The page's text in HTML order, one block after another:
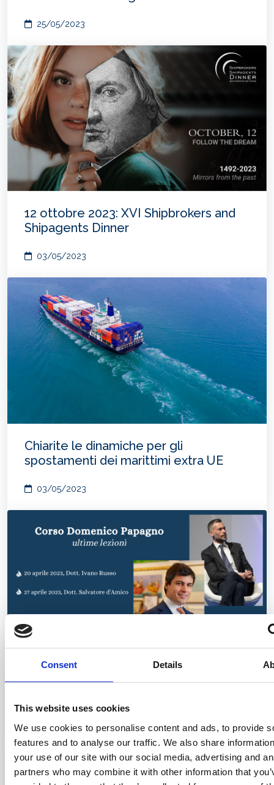
Consent Details
This website uses cookies
We use cookies to personalise content and ads, to provide
features and to analyse our traffic. We also share
your use of our site with our social media, advertising and
partners who may combine it with other information that
25/05/2023
12 ottobre 2023: XVI Shipbrokers and
Shipagents Dinner
03/05/2023
Chiarite le dinamiche per gli
spostamenti dei marittimi extra UE
03/05/2023
Ivano Russo e Salvatore d'Amico